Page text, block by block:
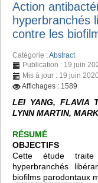
Action
hyperbranchés
contre les
Catégorie :Abstract
Publication : 19 juin
Mis à jour : 19 juin
Affichages : 1589
LEI YANG, FLAVIA
LYNN MARTIN,
RÉSUMÉ
OBJECTIFS
Cette étude traite
hyperbranchés
biofilms parodontaux